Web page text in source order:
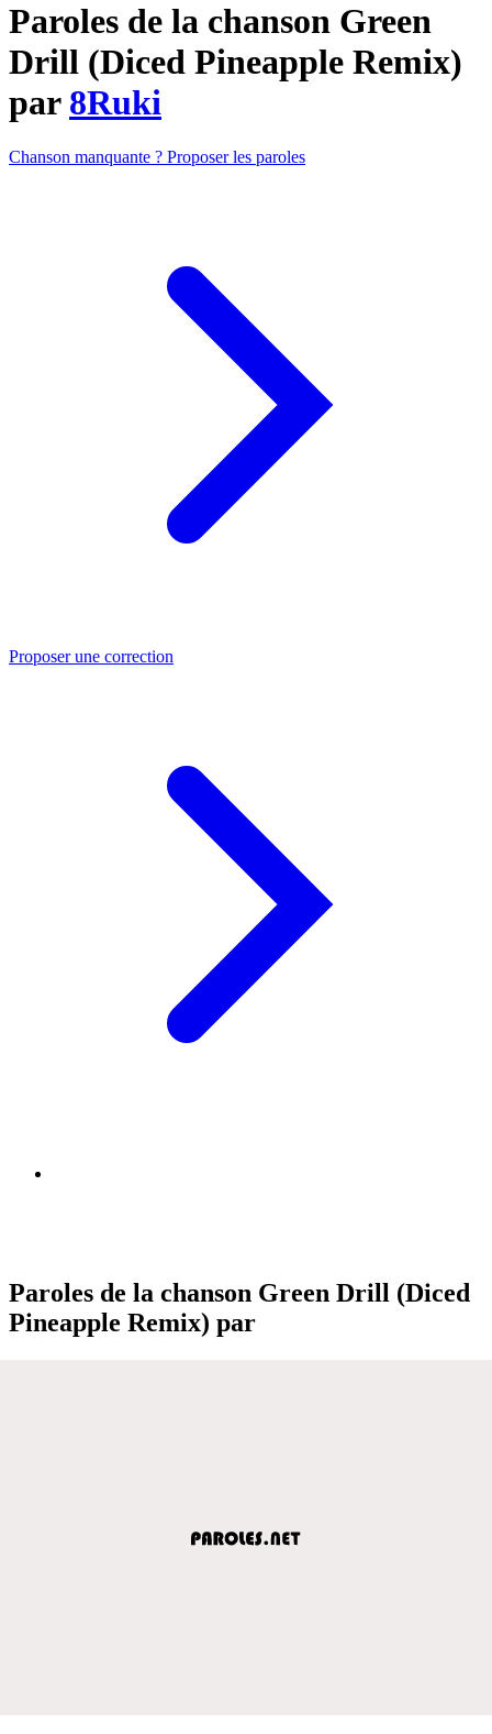
Paroles de la chanson Green
Drill (Diced Pineapple Remix)
par 8Ruki
Chanson manquante ? Proposer les paroles
Proposer une correction
Paroles de la chanson Green Drill (Diced
Pineapple Remix) par